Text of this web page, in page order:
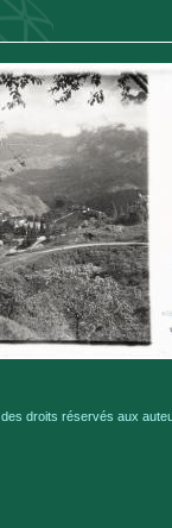
droits réservés aux